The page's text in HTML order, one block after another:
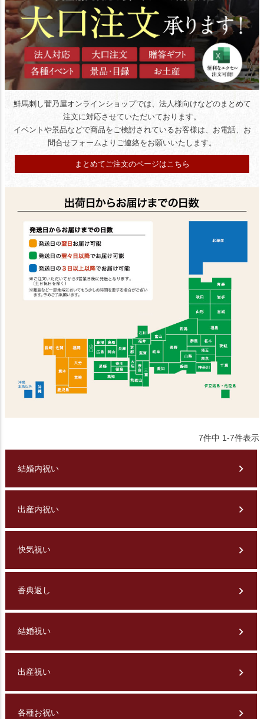
鮮馬刺し菅乃屋オンラインショップでは、法人様向けなどのまとめて
注文に対応させていただいております。
イベントや景品などで商品をご検討されているお客様は、 お電話、お
問合せフォームよりご連絡をお願いいたします。
まとめてご注文のページはこちら
7件中 1-7件表示
結婚内祝い
出産内祝い
快気祝い
香典返し
結婚祝い
出産祝い
各種お祝い